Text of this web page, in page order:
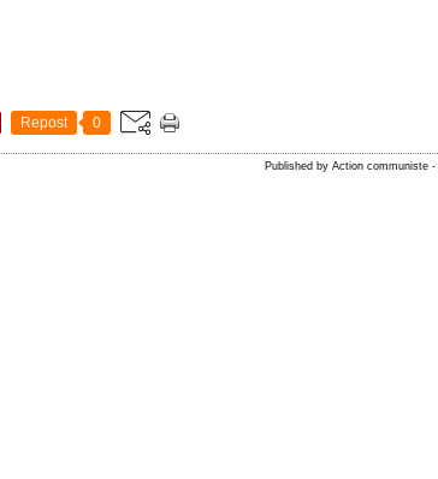
Repost 0
Published by Action communiste -